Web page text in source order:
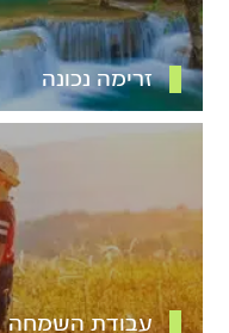
זרימה נכונה
עבודת השמחה